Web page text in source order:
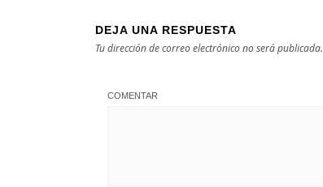
DEJA UNA RESPUESTA
Tu dirección de correo electrónico no será publicada.
COMENTAR